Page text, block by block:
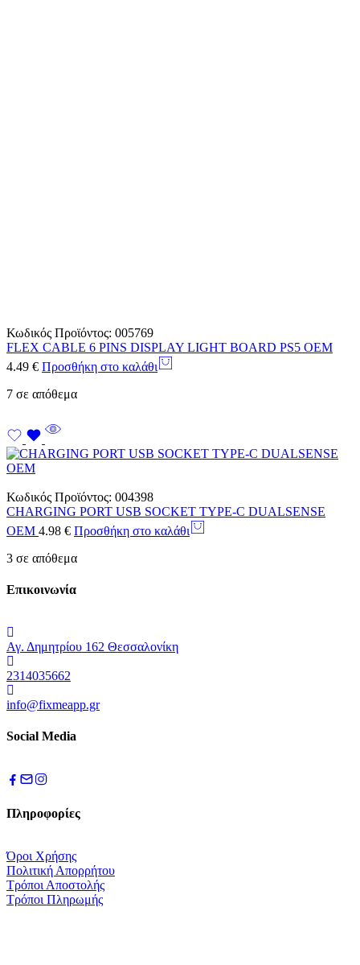
Κωδικός Προϊόντος: 005769
FLEX CABLE 6 PINS DISPLAY LIGHT BOARD PS5 OEM
4.49 € Προσθήκη στο καλάθι
7 σε απόθεμα
Κωδικός Προϊόντος: 004398
CHARGING PORT USB SOCKET TYPE-C DUALSENSE
OEM 4.98 € Προσθήκη στο καλάθι
3 σε απόθεμα
Επικοινωνία
Αγ. Δημητρίου 162 Θεσσαλονίκη
2314035662
info@fixmeapp.gr
Social Media
Πληροφορίες
Όροι Χρήσης
Πολιτική Απορρήτου
Τρόποι Αποστολής
Τρόποι Πληρωμής